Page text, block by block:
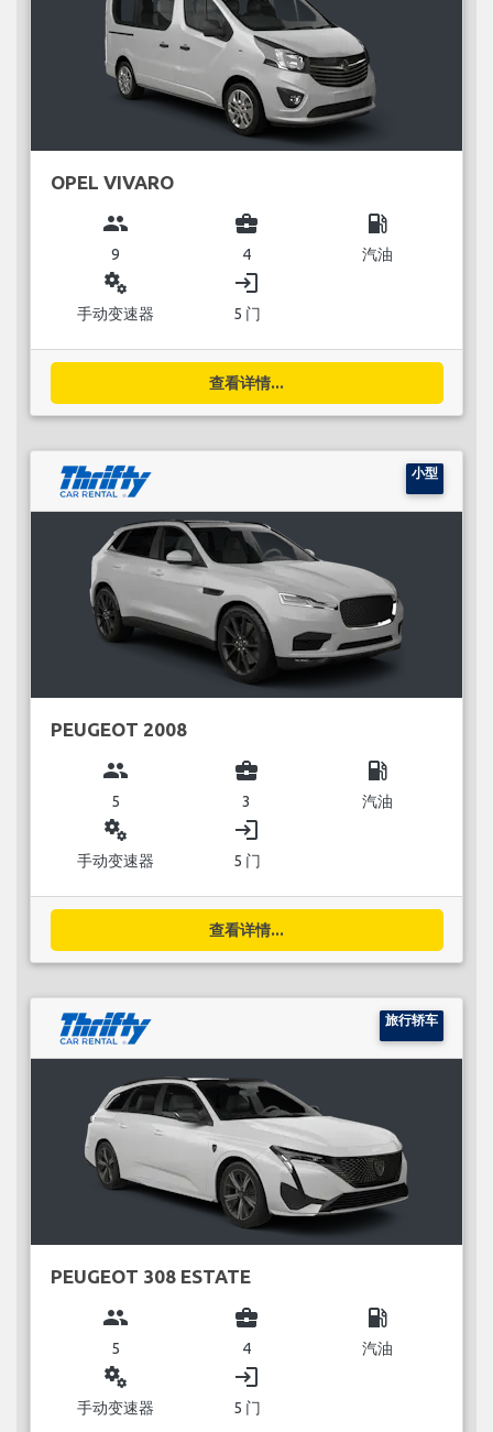
OPEL VIVARO
group
9
business_center
4
local_gas_station
汽油
miscellaneous_services
手动变速器
login
5 门
查看详情...
小型
PEUGEOT 2008
group
5
business_center
3
local_gas_station
汽油
miscellaneous_services
手动变速器
login
5 门
查看详情...
旅行轿车
PEUGEOT 308 ESTATE
group
5
business_center
4
local_gas_station
汽油
miscellaneous_services
手动变速器
login
5 门